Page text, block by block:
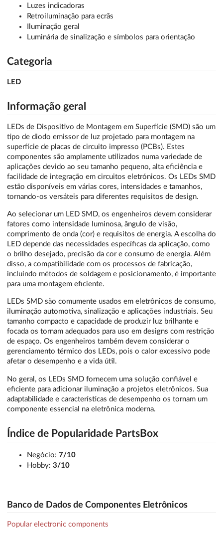
Luzes indicadoras
Retroiluminação para ecrãs
Iluminação geral
Luminária de sinalização e símbolos para orientação
Categoria
LED
Informação geral
LEDs de Dispositivo de Montagem em Superfície (SMD) são um
tipo de diodo emissor de luz projetado para montagem na
superfície de placas de circuito impresso (PCBs). Estes
componentes são amplamente utilizados numa variedade de
aplicações devido ao seu tamanho pequeno, alta eficiência e
facilidade de integração em circuitos eletrónicos. Os LEDs SMD
estão disponíveis em várias cores, intensidades e tamanhos,
tornando-os versáteis para diferentes requisitos de design.
Ao selecionar um LED SMD, os engenheiros devem considerar
fatores como intensidade luminosa, ângulo de visão,
comprimento de onda (cor) e requisitos de energia. A escolha do
LED depende das necessidades específicas da aplicação, como
o brilho desejado, precisão da cor e consumo de energia. Além
disso, a compatibilidade com os processos de fabricação,
incluindo métodos de soldagem e posicionamento, é importante
para uma montagem eficiente.
LEDs SMD são comumente usados em eletrônicos de consumo,
iluminação automotiva, sinalização e aplicações industriais. Seu
tamanho compacto e capacidade de produzir luz brilhante e
focada os tornam adequados para uso em designs com restrição
de espaço. Os engenheiros também devem considerar o
gerenciamento térmico dos LEDs, pois o calor excessivo pode
afetar o desempenho e a vida útil.
No geral, os LEDs SMD fornecem uma solução confiável e
eficiente para adicionar iluminação a projetos eletrônicos. Sua
adaptabilidade e características de desempenho os tornam um
componente essencial na eletrônica moderna.
Índice de Popularidade PartsBox
Negócio: 7/10
Hobby: 3/10
Banco de Dados de Componentes Eletrônicos
Popular electronic components